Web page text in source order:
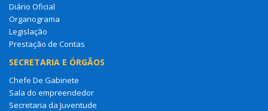
Diário Oficial
Organograma
Legislação
Prestação de Contas
SECRETARIA E ÓRGÃOS
Chefe De Gabinete
Sala do empreendedor
Secretaria da Juventude